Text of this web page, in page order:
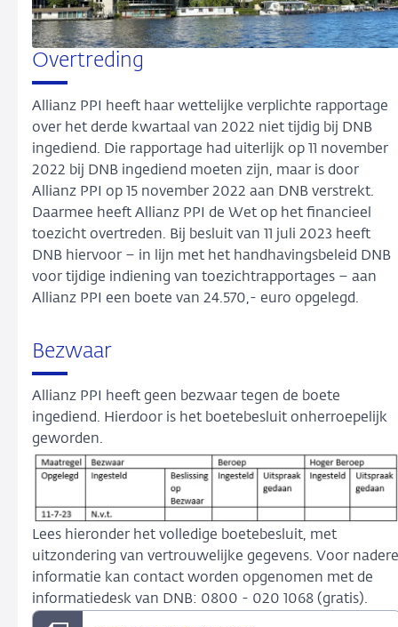
Overtreding
Allianz PPI heeft haar wettelijke verplichte rapportage
over het derde kwartaal van 2022 niet tijdig bij DNB
ingediend. Die rapportage had uiterlijk op 11 november
2022 bij DNB ingediend moeten zijn, maar is door
Allianz PPI op 15 november 2022 aan DNB verstrekt.
Daarmee heeft Allianz PPI de Wet op het financieel
toezicht overtreden. Bij besluit van 11 juli 2023 heeft
DNB hiervoor – in lijn met het handhavingsbeleid DNB
voor tijdige indiening van toezichtrapportages – aan
Allianz PPI een boete van 24.570,- euro opgelegd.
Bezwaar
Allianz PPI heeft geen bezwaar tegen de boete
ingediend. Hierdoor is het boetebesluit onherroepelijk
geworden.
Lees hieronder het volledige boetebesluit, met
uitzondering van vertrouwelijke gegevens. Voor nadere
informatie kan contact worden opgenomen met de
informatiedesk van DNB: 0800 - 020 1068 (gratis).